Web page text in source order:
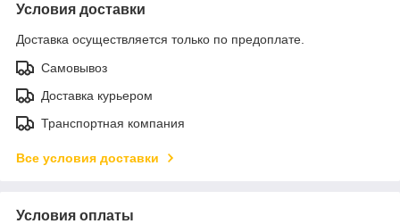
Условия доставки
Доставка осуществляется только по предоплате.
Самовывоз
Доставка курьером
Транспортная компания
Все условия доставки
Условия оплаты